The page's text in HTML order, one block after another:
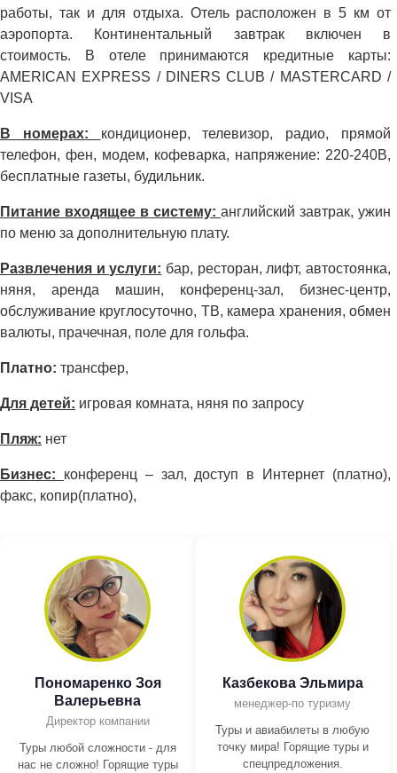
работы, так и для отдыха. Отель расположен в 5 км от
аэропорта. Континентальный завтрак включен в
стоимость. В отеле принимаются кредитные карты:
AMERICAN EXPRESS / DINERS CLUB / MASTERCARD /
VISA
В номерах: кондиционер, телевизор, радио, прямой
телефон, фен, модем, кофеварка, напряжение: 220-240В,
бесплатные газеты, будильник.
Питание входящее в систему: английский завтрак, ужин
по меню за дополнительную плату.
Развлечения и услуги: бар, ресторан, лифт, автостоянка,
няня, аренда машин, конференц-зал, бизнес-центр,
обслуживание круглосуточно, ТВ, камера хранения, обмен
валюты, прачечная, поле для гольфа.
Платно: трансфер,
Для детей: игровая комната, няня по запросу
Пляж: нет
Бизнес: конференц – зал, доступ в Интернет (платно),
факс, копир(платно),
Пономаренко Зоя
Валерьевна
Директор компании
Туры любой сложности - для
нас не сложно! Горящие туры
Казбекова Эльмира
менеджер-по туризму
Туры и авиабилеты в любую
точку мира! Горящие туры и
спецпредложения.